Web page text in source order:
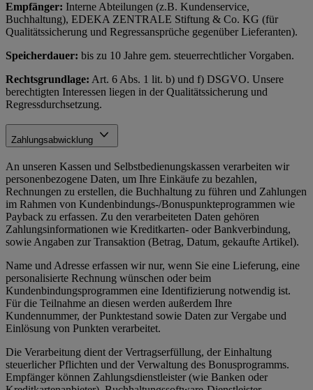
Empfänger: Interne Abteilungen (z.B. Kundenservice,
Buchhaltung), EDEKA ZENTRALE Stiftung & Co. KG (für
Qualitätssicherung und Regressansprüche gegenüber Lieferanten).
Speicherdauer: bis zu 10 Jahre gem. steuerrechtlicher Vorgaben.
Rechtsgrundlage: Art. 6 Abs. 1 lit. b) und f) DSGVO. Unsere
berechtigten Interessen liegen in der Qualitätssicherung und
Regressdurchsetzung.
Zahlungsabwicklung
An unseren Kassen und Selbstbedienungskassen verarbeiten wir
personenbezogene Daten, um Ihre Einkäufe zu bezahlen,
Rechnungen zu erstellen, die Buchhaltung zu führen und Zahlungen
im Rahmen von Kundenbindungs-/Bonuspunkteprogrammen wie
Payback zu erfassen. Zu den verarbeiteten Daten gehören
Zahlungsinformationen wie Kreditkarten- oder Bankverbindung,
sowie Angaben zur Transaktion (Betrag, Datum, gekaufte Artikel).
Name und Adresse erfassen wir nur, wenn Sie eine Lieferung, eine
personalisierte Rechnung wünschen oder beim
Kundenbindungsprogrammen eine Identifizierung notwendig ist.
Für die Teilnahme an diesen werden außerdem Ihre
Kundennummer, der Punktestand sowie Daten zur Vergabe und
Einlösung von Punkten verarbeitet.
Die Verarbeitung dient der Vertragserfüllung, der Einhaltung
steuerlicher Pflichten und der Verwaltung des Bonusprogramms.
Empfänger können Zahlungsdienstleister (wie Banken oder